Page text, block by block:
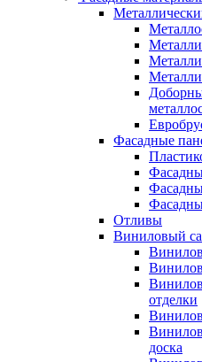
Фасадные
Отливы
Виниловый
отделки
доска